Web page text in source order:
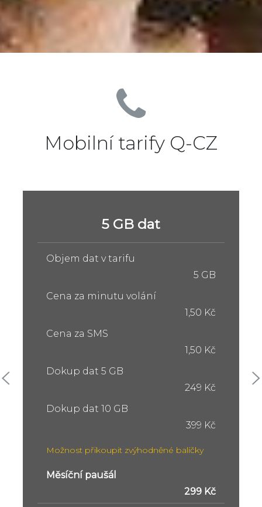
Mobilní tarify Q-CZ
5 GB dat
Objem dat v tarifu
5 GB
Cena za minutu volání
1,50 Kč
Cena za SMS
1,50 Kč
Dokup dat 5 GB
249 Kč
Dokup dat 10 GB
399 Kč
Možnost přikoupit zvýhodněné balíčky
Měsíční paušál
299 Kč